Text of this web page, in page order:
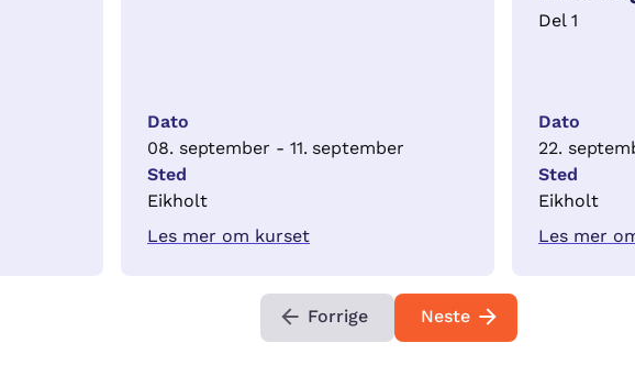
Dato
08. september - 11. september
Sted
Eikholt
Les mer om kurset
Del 1
Dato
22.
Sted
Eikholt
Les mer
Forrige Neste